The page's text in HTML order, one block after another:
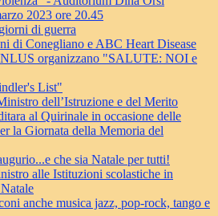
2023 ore 20.45
di guerra
di Conegliano e ABC Heart Disease
organizzano "SALUTE: NOI e
List"
dell’Istruzione e del Merito
al Quirinale in occasione delle
la Giornata della Memoria del
che sia Natale per tutti!
alle Istituzioni scolastiche in
anche musica jazz, pop-rock, tango e